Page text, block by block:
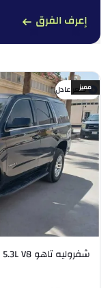
سعر عادلمميز
شفروليه تاهو 5.3L V8